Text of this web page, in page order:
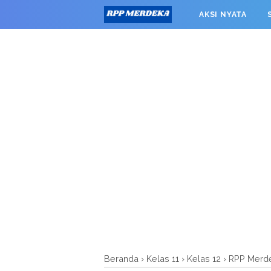
window.googletag = window.googletag || {cmd: []};
0').addService(googletag.pubads());
AKSI NYATA
Beranda › Kelas 11 › Kelas 12 › RPP